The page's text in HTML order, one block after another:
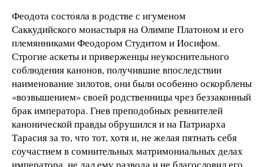
Феодота состояла в родстве с игуменом
Саккудийского монастыря на Олимпе Платоном и его
племянниками Феодором Студитом и Иосифом.
Строгие аскеты и приверженцы неукоснительного
соблюдения канонов, получившие впоследствии
наименование зилотов, они были особенно оскорблены
«возвышением» своей родственницы чрез беззаконный
брак императора. Гнев преподобных ревнителей
канонической правды обрушился и на Патриарха
Тарасия за то, что тот, хотя и, не желая пятнать себя
соучастием в сомнительных матримониальных делах